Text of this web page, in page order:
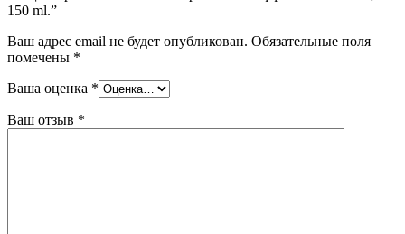
150 ml.”
Ваш адрес email не будет опубликован. Обязательные поля
помечены *
Ваша оценка *
Ваш отзыв *